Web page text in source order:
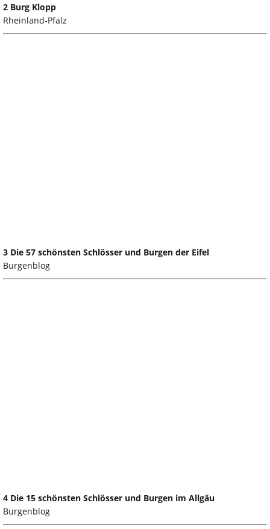
2 Burg Klopp
Rheinland-Pfalz
3 Die 57 schönsten Schlösser und Burgen der Eifel
Burgenblog
4 Die 15 schönsten Schlösser und Burgen im Allgäu
Burgenblog